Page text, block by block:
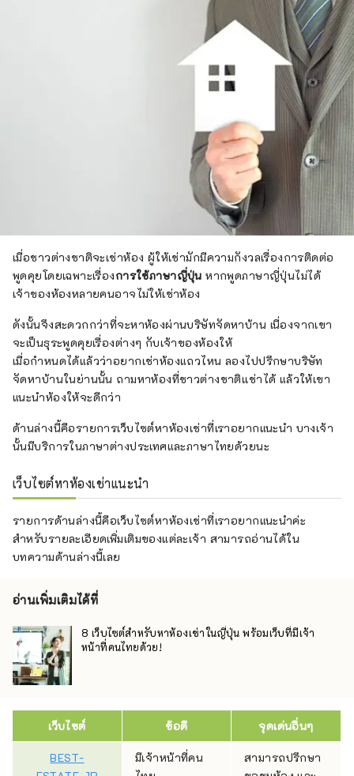
เมื่อชาวต่างชาติจะเช่าห้อง ผู้ให้เช่ามักมีความกังวลเรื่องการติดต่อ
พูดคุยโดยเฉพาะเรื่องการใช้ภาษาญี่ปุ่นหากพูดภาษาญี่ปุ่นไม่ได้
เจ้าของห้องหลายคนอาจไม่ให้เช่าห้อง
ดังนั้นจึงสะดวกกว่าที่จะหาห้องผ่านบริษัทจัดหาบ้าน เนื่องจากเขา
จะเป็นธุระพูดคุยเรื่องต่างๆ กับเจ้าของห้องให้
เมื่อกำหนดได้แล้วว่าอยากเช่าห้องแถวไหน ลองไปปรึกษาบริษัท
จัดหาบ้านในย่านนั้น ถามหาห้องที่ชาวต่างชาติเเช่าได้ แล้วให้เขา
แนะนำห้องให้จะดีกว่า
ด้านล่างนี้คือรายการเว็บไซต์หาห้องเช่าที่เราอยากแนะนำ บางเจ้า
นั้นมีบริการในภาษาต่างประเทศและภาษาไทยด้วยนะ
เว็บไซต์หาห้องเช่าแนะนำ
รายการด้านล่างนี้คือเว็บไซต์หาห้องเช่าที่เราอยากแนะนำค่ะ
สำหรับรายละเอียดเพิ่มเติมของแต่ละเจ้า สามารถอ่านได้ใน
บทความด้านล่างนี้เลย
อ่านเพิ่มเติมได้ที่
8 เว็บไซต์สำหรับหาห้องเช่าในญี่ปุ่น พร้อมเว็บที่มีเจ้า
หน้าที่คนไทยด้วย!
เว็บไซต์ ข้อดี จุดเด่นอื่นๆ
BEST-
มีเจ้าหน้าที่คน
สามารถปรึกษา